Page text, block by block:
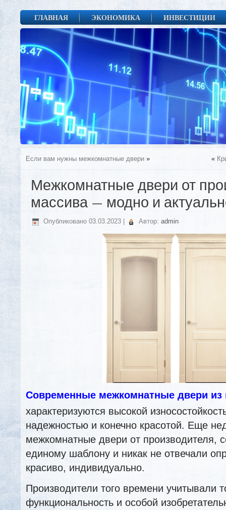
ГЛАВНАЯ ЭКОНОМИКА ИНВЕСТИЦИИ
Если вам нужны межкомнатные двери » «
Межкомнатные двери от
массива — модно и
Опубликовано 03.03.2023 Автор: admin
Современные межкомнатные двери из
характеризуются высокой
надежностью и конечно красотой. Еще
межкомнатные двери от производителя,
единому шаблону и никак не отвечали
красиво, индивидуально.
Производители того времени учитывали
функциональность и особой